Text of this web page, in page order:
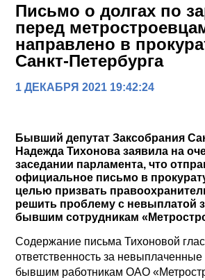
Письмо о долгах по
перед
направлено в
Санкт-Петербурга
1 ДЕКАБРЯ 2021 19:42:24
Бывший депутат Заксобрания
Надежда Тихонова заявила на
заседании парламента, что
официальное письмо в
целью призвать
решить проблему с невыплатой
бывшим сотрудникам
Содержание письма Тихоновой
ответственность за невыплаченные
бывшим работникам ОАО